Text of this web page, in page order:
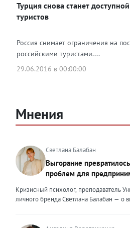
Турция снова станет
туристов
Россия снимает ограничения на
российскими туристами....
29.06.2016 в 00:00:00
Мнения
Светлана Балабан
Выгорание
проблем для
Кризисный психолог, преподаватель
личного бренда Светлана Балабан — о